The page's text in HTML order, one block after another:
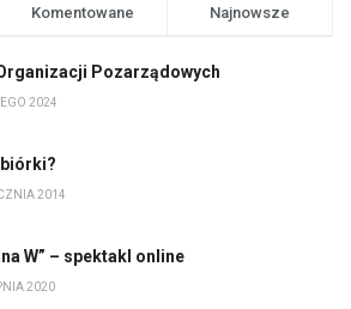
Komentowane Najnowsze
Pozarządowych
2024
2014
W” – spektakl online
2020